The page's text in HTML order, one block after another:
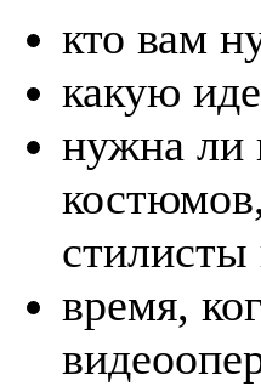
кто вам
какую
нужна ли
стилисты
время,